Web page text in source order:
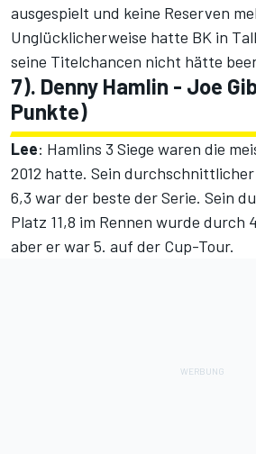
ausgespielt und keine Reserven
Unglücklicherweise hatte BK in
seine Titelchancen nicht hätte
7). Denny Hamlin - Joe
Punkte)
Lee: Hamlins 3 Siege waren die
2012 hatte. Sein
6,3 war der beste der Serie. Sein
Platz 11,8 im Rennen wurde durch
aber er war 5. auf der Cup-Tour.